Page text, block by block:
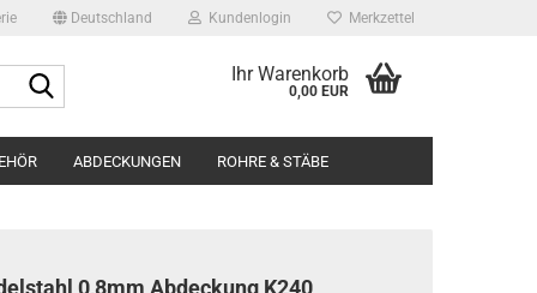
Deutschland Kundenlogin Merkzettel
Ihr Warenkorb
0,00 EUR
ABDECKUNGEN ROHRE & STÄBE
0,8mm Abdeckung K240